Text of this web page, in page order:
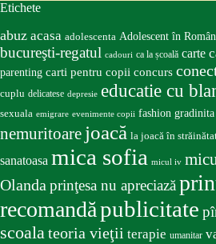
Etichete
abuz acasa adolescenta Adolescent în
bucureşti-regatul cadouri ca la școală carte
parenting carti pentru copii concurs
cuplu delicatese depresie educatie cu
sexuala emigrare evenimente copii fashion gradinita
nemuritoare joacă la joacă în
sanatoasa mica sofia micul iv
Olandaprinţesa nu apreciază
recomandăpublicitate
scoalateoria vieţii terapie umanitar